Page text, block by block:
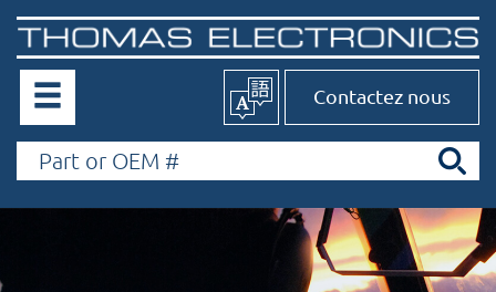
Contactez nous